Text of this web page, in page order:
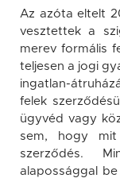
Az azóta eltelt
vesztettek a
merev formális
teljesen a jogi
ingatlan-
felek
ügyvéd vagy
sem, hogy mit
szerződés.
alapossággal